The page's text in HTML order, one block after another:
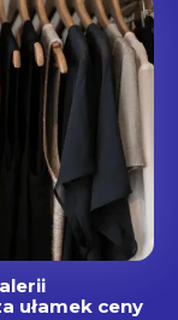
ułamek ceny